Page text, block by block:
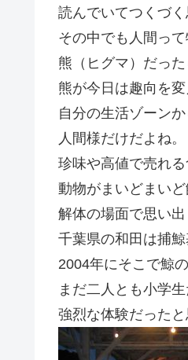
読んでいてつくづ
その中でも人間って
熊（ヒグマ）だっ
熊が今日は趣向を
自分の生活ゾーン
人間様だけだよね。
珍味や高値で売れ
動物がまいどまい
解体の場面で思い
千葉県の和田は捕
2004年にそこで鯨
まだ二人とも小学
強烈な体験だったと